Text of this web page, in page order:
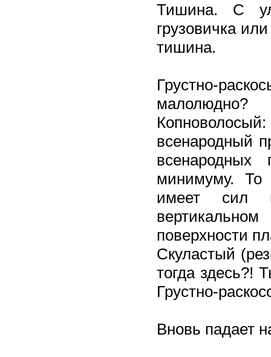
Тишина. С
грузовичка
тишина.
Грустно-
малолюдно?
всенародный
всенародных
минимуму. То
имеет сил
поверхности
Скуластый
тогда здесь?!
Грустно-
Вновь падает